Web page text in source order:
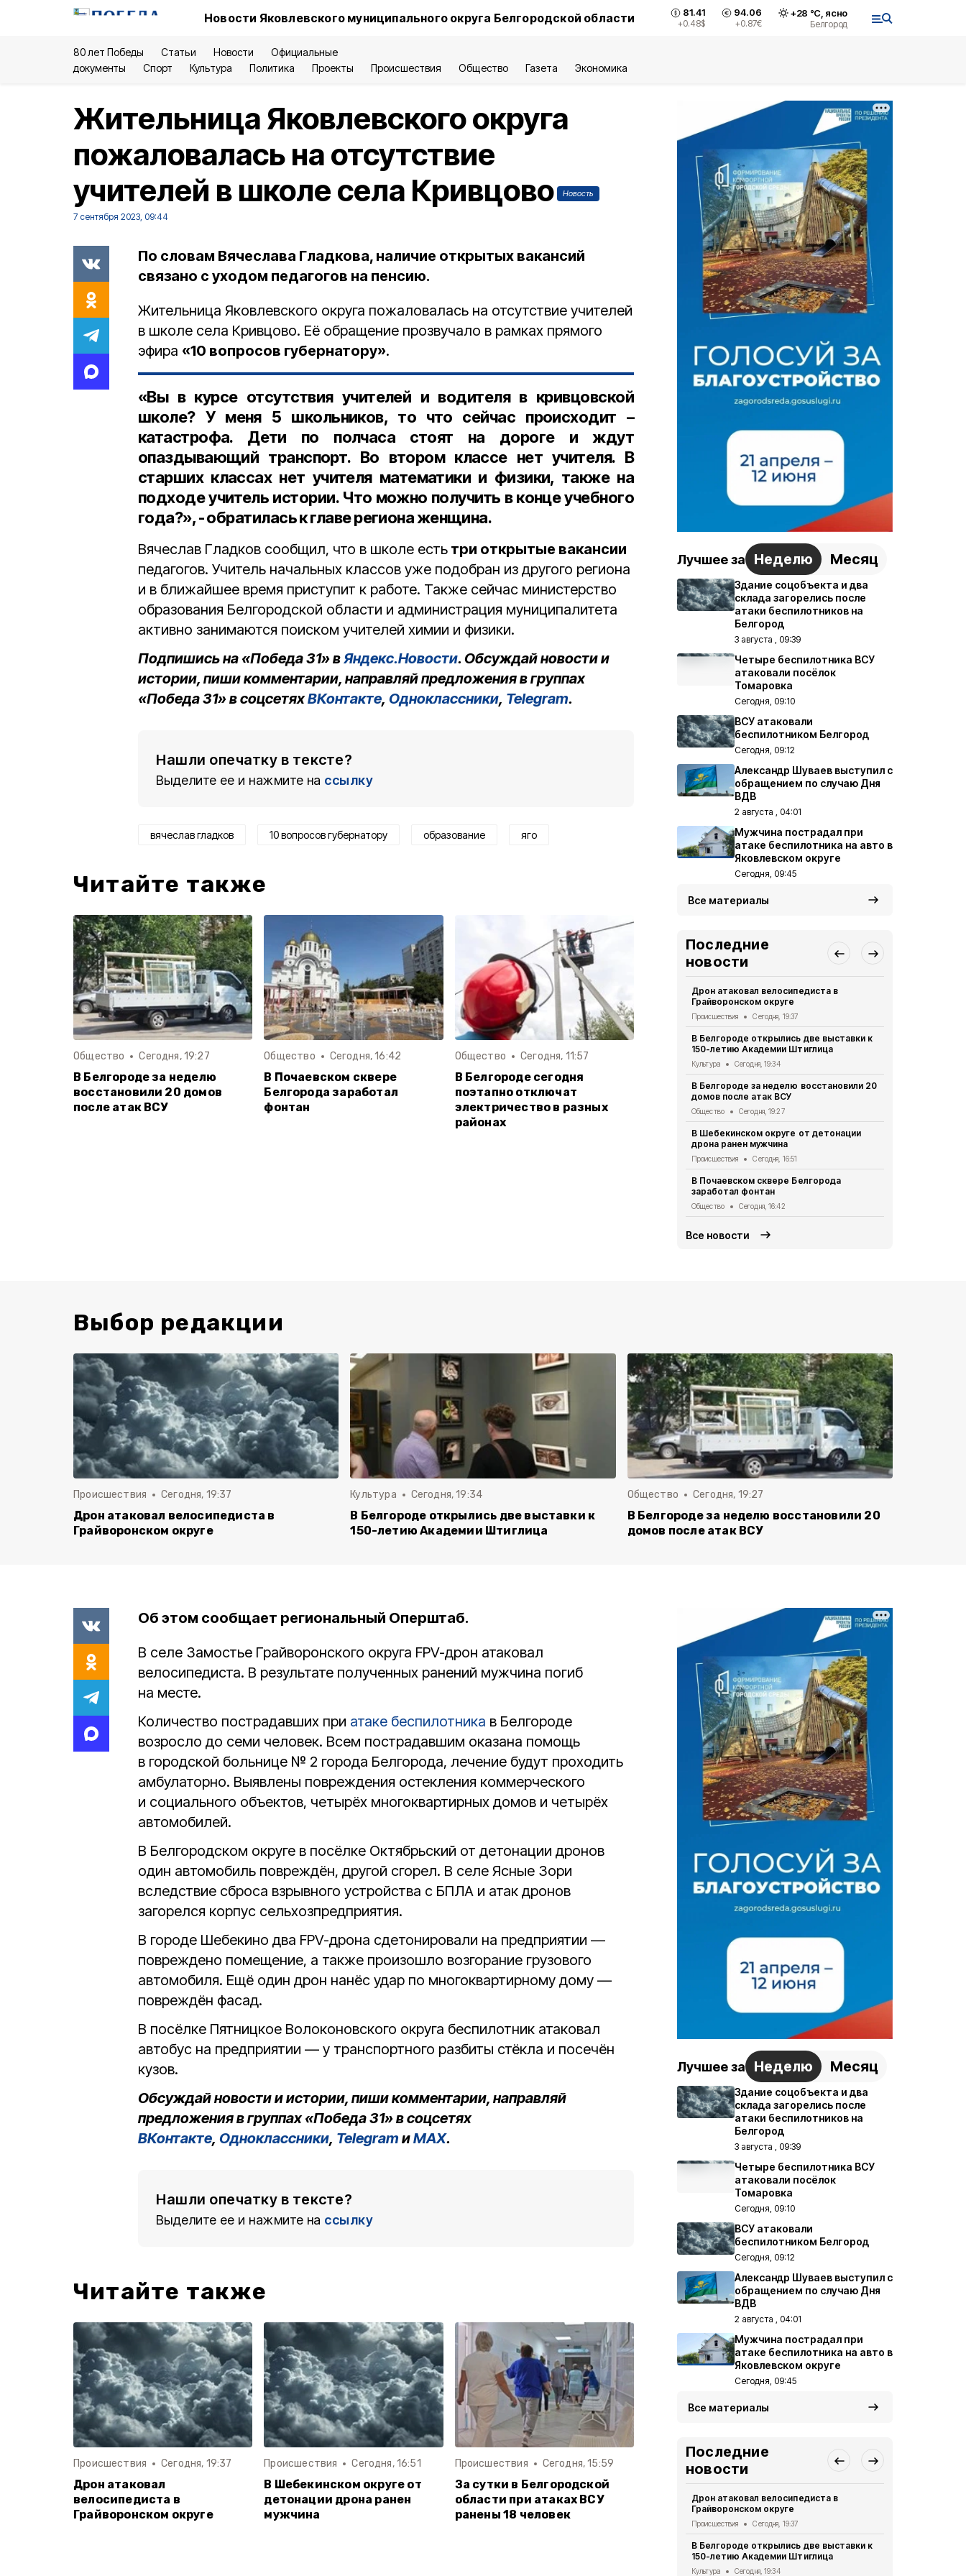
Новости Яковлевского муниципального округа Белгородской области 81.41
+0.48$
94.06
+0.87€
+28 °С, ясно
Белгород
80 лет Победы Статьи Новости
Официальные
документы
Спорт Культура Политика Проекты Происшествия Общество Газета Экономика
Жительница Яковлевского округа
пожаловалась на отсутствие
учителей в школе села Кривцово
Новость
7 сентября 2023, 09:44
По словам Вячеслава Гладкова, наличие открытых вакансий
связано с уходом педагогов на пенсию.
Жительница Яковлевского округа пожаловалась на отсутствие учителей
в школе села Кривцово. Её обращение прозвучало в рамках прямого
эфира «10 вопросов губернатору».
«Вы в курсе отсутствия учителей и водителя в кривцовской
школе? У меня 5 школьников, то что сейчас происходит –
катастрофа. Дети по полчаса стоят на дороге и ждут
опаздывающий транспорт. Во втором классе нет учителя. В
старших классах нет учителя математики и физики, также на
подходе учитель истории. Что можно получить в конце учебного
года?», - обратилась к главе региона женщина.
Вячеслав Гладков сообщил, что в школе есть три открытые вакансии
педагогов. Учитель начальных классов уже подобран из другого региона
и в ближайшее время приступит к работе. Также сейчас министерство
образования Белгородской области и администрация муниципалитета
активно занимаются поиском учителей химии и физики.
Подпишись на «Победа 31» вЯндекс.Новости. Обсуждай новости и
истории, пиши комментарии, направляй предложения в группах
«Победа 31» в соцсетяхВКонтакте, Одноклассники, Telegram.
Нашли опечатку в тексте?
Выделите ее и нажмите на ссылку
вячеслав гладков 10 вопросов губернатору образование яго
Читайте также
Общество Сегодня, 19:27
В Белгороде за неделю
восстановили 20 домов
после атак ВСУ
Общество Сегодня, 16:42
В Почаевском сквере
Белгорода заработал
фонтан
Общество Сегодня, 11:57
В Белгороде сегодня
поэтапно отключат
электричество в разных
районах
Лучшее за Неделю Месяц
Здание соцобъекта и два
склада загорелись после
атаки беспилотников на
Белгород
3 августа , 09:39
Четыре беспилотника ВСУ
атаковали посёлок
Томаровка
Сегодня, 09:10
ВСУ атаковали
беспилотником Белгород
Сегодня, 09:12
Александр Шуваев выступил с
обращением по случаю Дня
ВДВ
2 августа , 04:01
Мужчина пострадал при
атаке беспилотника на авто в
Яковлевском округе
Сегодня, 09:45
Все материалы
Последние
новости
Дрон атаковал велосипедиста в
Грайворонском округе
Происшествия Сегодня, 19:37
В Белгороде открылись две выставки к
150-летию Академии Штиглица
Культура Сегодня, 19:34
В Белгороде за неделю восстановили 20
домов после атак ВСУ
Общество Сегодня, 19:27
В Шебекинском округе от детонации
дрона ранен мужчина
Происшествия Сегодня, 16:51
В Почаевском сквере Белгорода
заработал фонтан
Общество Сегодня, 16:42
Все новости
Выбор редакции
Происшествия Сегодня, 19:37
Дрон атаковал велосипедиста в
Грайворонском округе
Культура Сегодня, 19:34
В Белгороде открылись две выставки к
150-летию Академии Штиглица
Общество Сегодня, 19:27
В Белгороде за неделю восстановили 20
домов после атак ВСУ
Об этом сообщает региональный Оперштаб.
В селе Замостье Грайворонского округа FPV-дрон атаковал
велосипедиста. В результате полученных ранений мужчина погиб
на месте.
Количество пострадавших при атаке беспилотника в Белгороде
возросло до семи человек. Всем пострадавшим оказана помощь
в городской больнице № 2 города Белгорода, лечение будут проходить
амбулаторно. Выявлены повреждения остекления коммерческого
и социального объектов, четырёх многоквартирных домов и четырёх
автомобилей.
В Белгородском округе в посёлке Октябрьский от детонации дронов
один автомобиль повреждён, другой сгорел. В селе Ясные Зори
вследствие сброса взрывного устройства с БПЛА и атак дронов
загорелся корпус сельхозпредприятия.
В городе Шебекино два FPV-дрона сдетонировали на предприятии —
повреждено помещение, а также произошло возгорание грузового
автомобиля. Ещё один дрон нанёс удар по многоквартирному дому —
повреждён фасад.
В посёлке Пятницкое Волоконовского округа беспилотник атаковал
автобус на предприятии — у транспортного разбиты стёкла и посечён
кузов.
Обсуждай новости и истории, пиши комментарии, направляй
предложения в группах «Победа 31» в соцсетях
ВКонтакте, Одноклассники, Telegram иMAX.
Нашли опечатку в тексте?
Выделите ее и нажмите на ссылку
Читайте также
Происшествия Сегодня, 19:37
Дрон атаковал
велосипедиста в
Грайворонском округе
Происшествия Сегодня, 16:51
В Шебекинском округе от
детонации дрона ранен
мужчина
Происшествия Сегодня, 15:59
За сутки в Белгородской
области при атаках ВСУ
ранены 18 человек
Лучшее за Неделю Месяц
Здание соцобъекта и два
склада загорелись после
атаки беспилотников на
Белгород
3 августа , 09:39
Четыре беспилотника ВСУ
атаковали посёлок
Томаровка
Сегодня, 09:10
ВСУ атаковали
беспилотником Белгород
Сегодня, 09:12
Александр Шуваев выступил с
обращением по случаю Дня
ВДВ
2 августа , 04:01
Мужчина пострадал при
атаке беспилотника на авто в
Яковлевском округе
Сегодня, 09:45
Все материалы
Последние
новости
Дрон атаковал велосипедиста в
Грайворонском округе
Происшествия Сегодня, 19:37
В Белгороде открылись две выставки к
150-летию Академии Штиглица
Культура Сегодня, 19:34